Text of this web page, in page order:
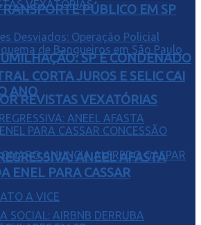
SP É CONDENADO
REVISTAS VEXATÓRIAS
PÚBLICO EM SP
CORTA JUROS E SELIC CAI
ANO
ANEEL AFASTA
ENEL PARA CASSAR